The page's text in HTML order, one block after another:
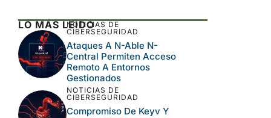
LO MÁS LEÍDO
NOTICIAS DE
CIBERSEGURIDAD
Ataques A N-Able N-
Central Permiten Acceso
Remoto A Entornos
Gestionados
NOTICIAS DE
CIBERSEGURIDAD
Compromiso De Keyv Y